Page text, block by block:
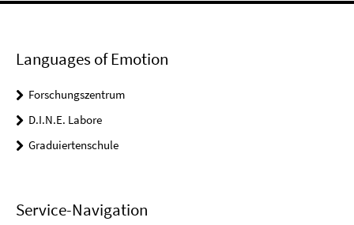
Languages of Emotion
Forschungszentrum
D.I.N.E. Labore
Graduiertenschule
Service-Navigation